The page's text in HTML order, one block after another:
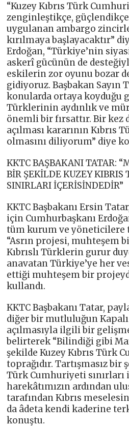
“Kuzey Kıbrıs Türk
zenginleştikçe,
uygulanan ambargo
kırılmaya başlayacaktır”
Erdoğan, “Türkiye’nin
askerî gücünün de
eskilerin zor oyunu bozar
gidiyoruz. Başbakan Sayın
konularda ortaya koyduğu
Türklerinin aydınlık ve
önemli bir fırsattır. Bir kez
açılması kararının Kıbrıs
olmasını diliyorum” diye
KKTC BAŞBAKANI TATAR:
BİR ŞEKİLDE KUZEY KIBRIS
SINIRLARI İÇERİSİNDEDİR”
KKTC Başbakanı Ersin
için Cumhurbaşkanı
tüm kurum ve yöneticilere
“Asrın projesi, muhteşem
Kıbrıslı Türklerin gurur
anavatan Türkiye’ye her
ettiği muhteşem bir
kullandı.
KKTC Başbakanı Tatar,
diğer bir mutluluğun Kapalı
açılmasıyla ilgili bir
belirterek “Bilindiği gibi
şekilde Kuzey Kıbrıs Türk
toprağıdır. Tartışmasız bir
Türk Cumhuriyeti sınırları
harekâtımızın ardından
tarafından Kıbrıs
da âdeta kendi kaderine
konuştu.